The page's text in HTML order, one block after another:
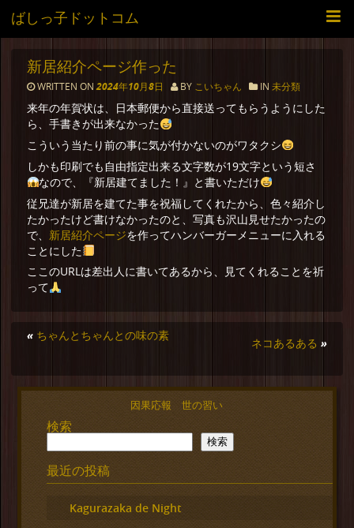
ばしっ子ドットコム
新居紹介ページ作った
WRITTEN ON 2024年10月8日 BY こいちゃん IN 未分類
来年の年賀状は、日本郵便から直接送ってもらうようにした
ら、手書きが出来なかった
こういう当たり前の事に気が付かないのがワタクシ
しかも印刷でも自由指定出来る文字数が19文字という短さ
なので、『新居建てました！』と書いただけ
従兄達が新居を建てた事を祝福してくれたから、色々紹介し
たかったけど書けなかったのと、写真も沢山見せたかったの
で、 新居紹介ページを作ってハンバーガーメニューに入れる
ことにした
ここのURLは差出人に書いてあるから、見てくれることを祈
って
« ちゃんとちゃんとの味の素
ネコあるある »
因果応報 世の習い
検索
検索
最近の投稿
Kagurazaka de Night